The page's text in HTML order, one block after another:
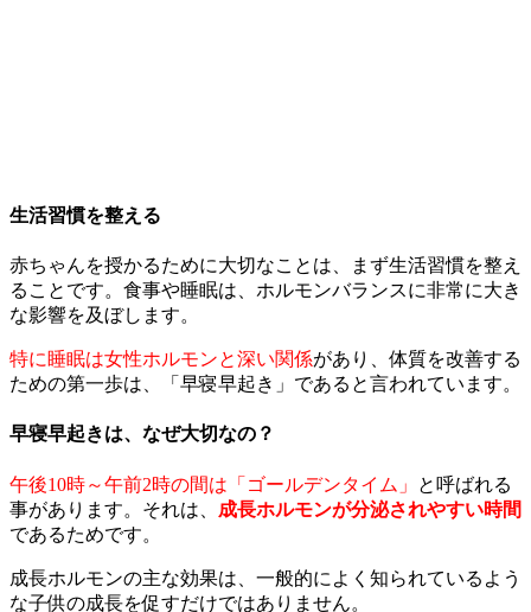
生活習慣を整える
赤ちゃんを授かるために大切なことは、
まず生活習慣を整え
る ことです。 食事や睡眠は、ホルモンバランスに非常に大き
な影響を及ぼします。
特に睡眠は女性ホルモンと深い関係があり、体質を改善する
ための第一歩は、「早寝早起き」であると言われています。
早寝早起きは、なぜ大切なの？
午後10時～午前2時の間は「ゴールデンタイム」
と呼ばれる
事があります。 それは、 成長ホルモンが分泌されやすい時間
であるためです。
成長ホルモンの主な効果は、一般的によく知られているよう
な子供の成長を促すだけではありません。